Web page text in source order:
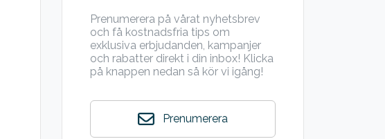
Prenumerera på vårat nyhetsbrev
och få kostnadsfria tips om
exklusiva erbjudanden, kampanjer
och rabatter direkt i din inbox! Klicka
på knappen nedan så kör vi igång!
Prenumerera